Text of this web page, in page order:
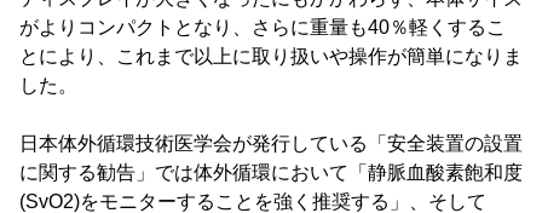
がよりコンパクトとなり、さらに重量も40％軽くするこ
とにより、これまで以上に取り扱いや操作が簡単になりま
した。
日本体外循環技術医学会が発行している「安全装置の設置
に関する勧告」では体外循環において「静脈血酸素飽和度
(SvO2)をモニターすることを強く推奨する」、そして